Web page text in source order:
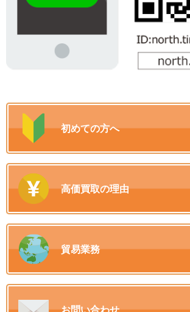
初めての方へ
高価買取の理由
貿易業務
お問い合わせ